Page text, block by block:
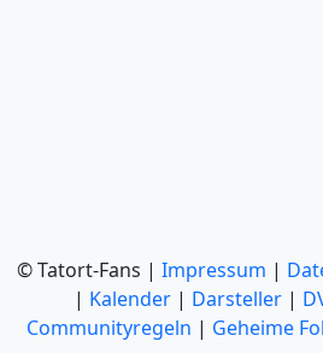
© Tatort-Fans | Impressum |
| Kalender | Darsteller |
Communityregeln | Geheime